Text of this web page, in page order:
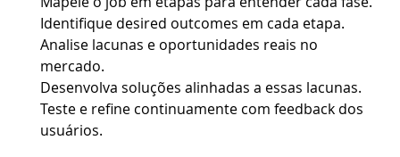
Identifique desired outcomes em cada etapa.
Analise lacunas e oportunidades reais no
mercado.
Desenvolva soluções alinhadas a essas lacunas.
Teste e refine continuamente com feedback dos
usuários.